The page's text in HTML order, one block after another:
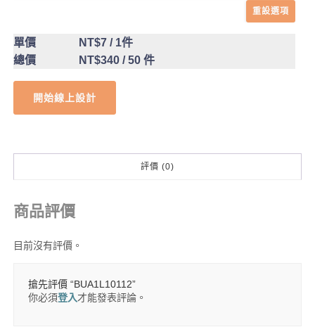
重設選項
單價 NT$7/ 1件
總價
NT$340/ 50 件
開始線上設計
評價 (0)
商品評價
目前沒有評價。
搶先評價 “BUA1L10112”
你必須登入才能發表評論。